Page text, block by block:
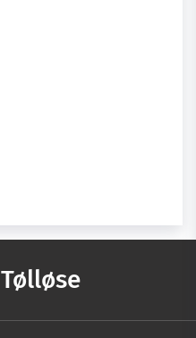
Tølløse